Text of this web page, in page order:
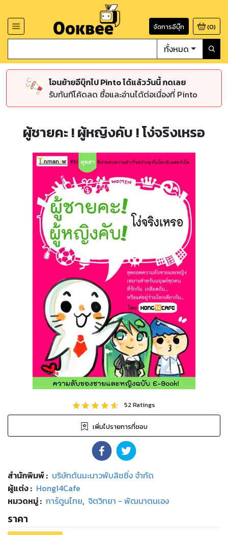
จัดการอีบุ๊ก (0)
ทั้งหมด
โอนย้ายอีบุ๊กไป Pinto ได้แล้ววันนี้ กดเลย
รับทันทีโค้ดลด ซื้อและอ่านได้ต่อเนื่องที่ Pinto
ผู้ชายคะ ! ผู้หญิงคับ ! โง่จริงเหรอ
52Ratings
เพิ่มไปรายการที่ชอบ
สำนักพิมพ์: บริษัทต้นมะนาวพับลิชชิ่ง จำกัด
ผู้แต่ง : Hong14Cafe
หมวดหมู่: การ์ตูนไทย, จิตวิทยา - พัฒนาตนเอง
ราคา